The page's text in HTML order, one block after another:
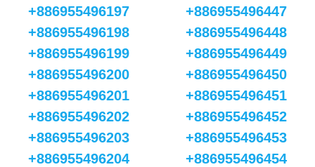
+886955496197
+886955496198
+886955496199
+886955496200
+886955496201
+886955496202
+886955496203
+886955496204
+886955496447
+886955496448
+886955496449
+886955496450
+886955496451
+886955496452
+886955496453
+886955496454